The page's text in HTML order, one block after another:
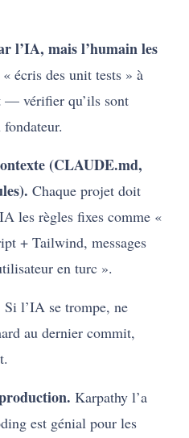
l’IA, mais l’humain les
écris des unit tests » à
— vérifier qu’ils sont
(CLAUDE.md,
Chaque projet doit
les règles fixes comme «
+ Tailwind, messages
en turc ».
Si l’IA se trompe, ne
au dernier commit,
Karpathy l’a
est génial pour les